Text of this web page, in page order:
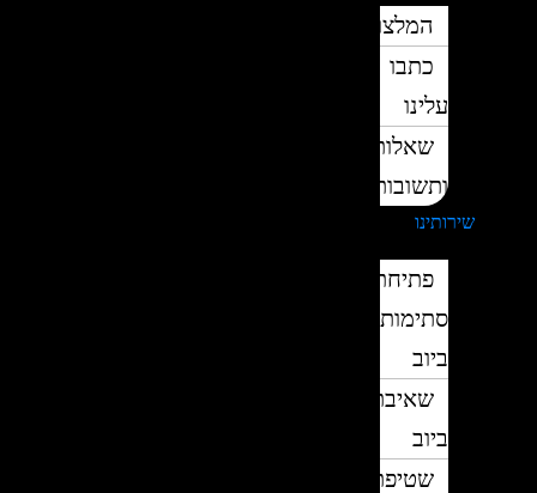
המלצות
כתבו
עלינו
שאלות
ותשובות
שירותינו
פתיחת
סתימות
ביוב
שאיבת
ביוב
שטיפת